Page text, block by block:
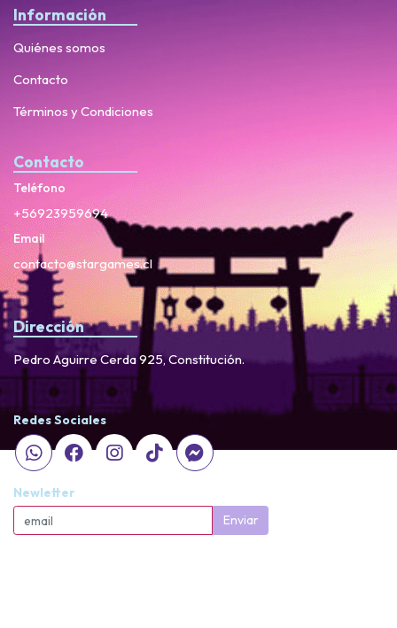
Información
Quiénes somos
Contacto
Términos y Condiciones
Contacto
Teléfono
+56923959694
Email
contacto@stargames.cl
Dirección
Pedro Aguirre Cerda 925, Constitución.
Redes Sociales
Newletter
Enviar